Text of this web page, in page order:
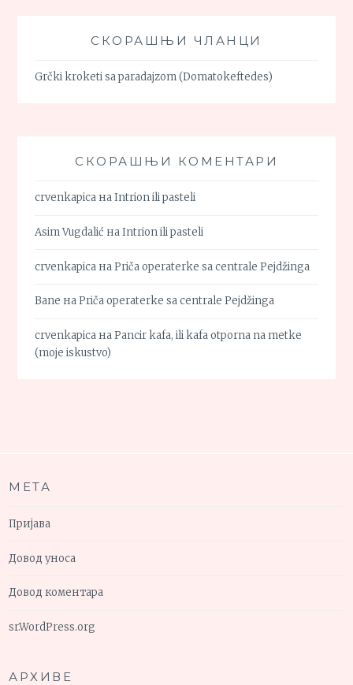
СКОРАШЊИ ЧЛАНЦИ
Grčki kroketi sa paradajzom (Domatokeftedes)
СКОРАШЊИ КОМЕНТАРИ
crvenkapica наIntrion ili pasteli
Asim Vugdalić наIntrion ili pasteli
crvenkapica наPriča operaterke sa centrale Pejdžinga
Bane наPriča operaterke sa centrale Pejdžinga
crvenkapica наPancir kafa, ili kafa otporna na metke
(moje iskustvo)
МЕТА
Пријава
Довод уноса
Довод коментара
sr.WordPress.org
АРХИВЕ